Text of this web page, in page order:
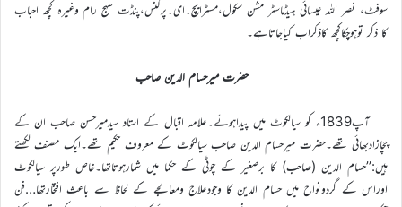
سوفٹ، نصر اللہ عیسائی ہیڈماسٹر مشن سکول،مسٹرایچ۔ای۔پرکنس،پنڈت سہج رام وغیرہ کچھ احباب
کا ذکر توہوچکاکچھ کاذکراب کیاجاتاہے۔
حضرت میرحسام الدین صاحب
آپ1839ء کو سیالکوٹ میں پیداہوئے۔علامہ اقبال کے استاد سیدمیرحسن صاحب ان کے
چچازادبھائی تھے۔حضرت میرحسام الدین صاحب سیالکوٹ کے معروف حکیم تھے۔ایک مصنف لکھتے
ہیں:’’حسام الدین (صاحب) کا برصغیر کے چوٹی کے حکما میں شمارہوتاتھا۔خاص طورپر سیالکوٹ
اوراس کے گردونواح میں حسام الدین کا وجودعلاج ومعالجے کے لحاظ سے باعث افتخارتھا…فن